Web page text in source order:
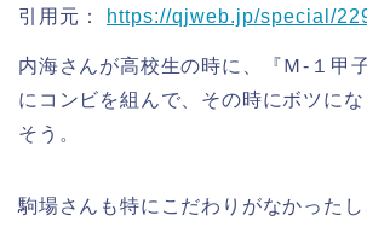
引用元： https://qjweb.jp/special/
内海さんが高校生の時に、『Ｍ-１甲
にコンビを組んで、その時にボツに
そう。
駒場さんも特にこだわりがなかったし